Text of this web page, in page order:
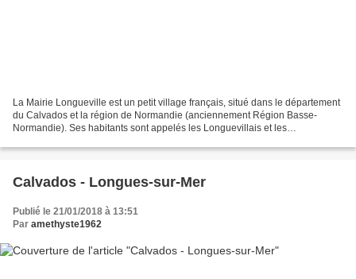
La Mairie Longueville est un petit village français, situé dans le département
du Calvados et la région de Normandie (anciennement Région Basse-
Normandie). Ses habitants sont appelés les Longuevillais et les
Calvados - Longues-sur-Mer
Publié le 21/01/2018 à 13:51
Par amethyste1962